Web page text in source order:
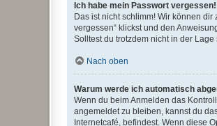
Ich habe mein Passwort vergessen!
Das ist nicht schlimm! Wir können
vergessen“ klickst und den
Solltest du trotzdem nicht in der
Nach oben
Warum werde ich automatisch
Wenn du beim Anmelden das
angemeldet zu bleiben, kannst du
Internetcafé, befindest. Wenn diese